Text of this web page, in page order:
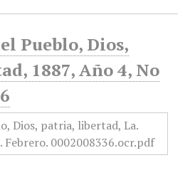
Pueblo, Dios,
1887, Año 4, No